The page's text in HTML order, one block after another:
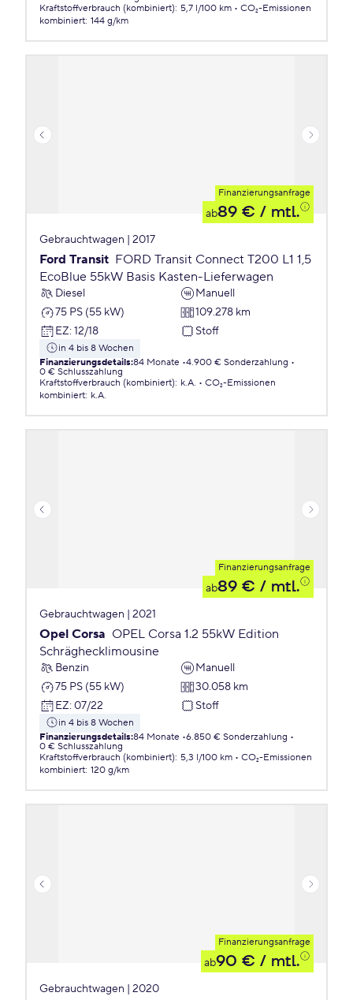
Kraftstoffverbrauch (kombiniert): 5,7 l/100 km
CO₂-Emissionen
kombiniert: 144 g/km
Finanzierungsanfrage
ab89 € / mtl.
Gebrauchtwagen | 2017
Ford Transit FORD Transit Connect T200 L1 1,5
EcoBlue 55kW Basis Kasten-Lieferwagen
Diesel
Manuell
75 PS (55 kW)
109.278 km
EZ: 12/18 Stoff
in 4 bis 8 Wochen
Finanzierungsdetails:84 Monate 4.900 € Sonderzahlung
0 € Schlusszahlung
Kraftstoffverbrauch (kombiniert): k.A.
CO₂-Emissionen
kombiniert: k.A.
Finanzierungsanfrage
ab89 € / mtl.
Gebrauchtwagen | 2021
Opel Corsa OPEL Corsa 1.2 55kW Edition
Schräghecklimousine
Benzin
Manuell
75 PS (55 kW)
30.058 km
EZ: 07/22 Stoff
in 4 bis 8 Wochen
Finanzierungsdetails:84 Monate 6.850 € Sonderzahlung
0 € Schlusszahlung
Kraftstoffverbrauch (kombiniert): 5,3 l/100 km
CO₂-Emissionen
kombiniert: 120 g/km
Finanzierungsanfrage
ab90 € / mtl.
Gebrauchtwagen | 2020